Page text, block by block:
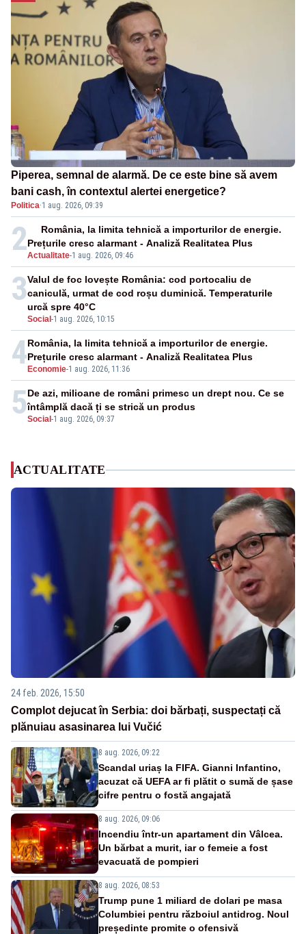
Piperea, semnal de alarmă. De ce este bine să avem
bani cash, în contextul alertei energetice?
Politica·1 aug. 2026, 09:39
2Actualitate-1 aug. 2026, 09:46
România, la limita tehnică a importurilor de energie.
Prețurile cresc alarmant - Analiză Realitatea Plus
3
Social -1 aug. 2026, 10:15
Valul de foc lovește România: cod portocaliu de
caniculă, urmat de cod roșu duminică. Temperaturile
urcă spre 40°C
4 Economie-1 aug. 2026, 11:36
România, la limita tehnică a importurilor de energie.
Prețurile cresc alarmant - Analiză Realitatea Plus
5Social -1 aug. 2026, 09:37
De azi, milioane de români primesc un drept nou. Ce se
întâmplă dacă ți se strică un produs
ACTUALITATE
24 feb. 2026, 15:50
Complot dejucat în Serbia: doi bărbați, suspectați că
plănuiau asasinarea lui Vučić
8 aug. 2026, 09:22
Scandal uriaș la FIFA. Gianni Infantino,
acuzat că UEFA ar fi plătit o sumă de șase
cifre pentru o fostă angajată
8 aug. 2026, 09:06
Incendiu într-un apartament din Vâlcea.
Un bărbat a murit, iar o femeie a fost
evacuată de pompieri
8 aug. 2026, 08:53
Trump pune 1 miliard de dolari pe masa
Columbiei pentru războiul antidrog. Noul
președinte promite o ofensivă